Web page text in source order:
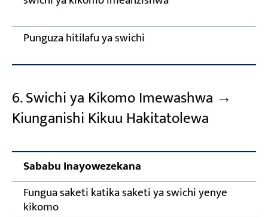
Punguza hitilafu ya swichi
6. Swichi ya Kikomo Imewashwa →
Kiunganishi Kikuu Hakitatolewa
Sababu Inayowezekana
Fungua saketi katika saketi ya swichi yenye
kikomo